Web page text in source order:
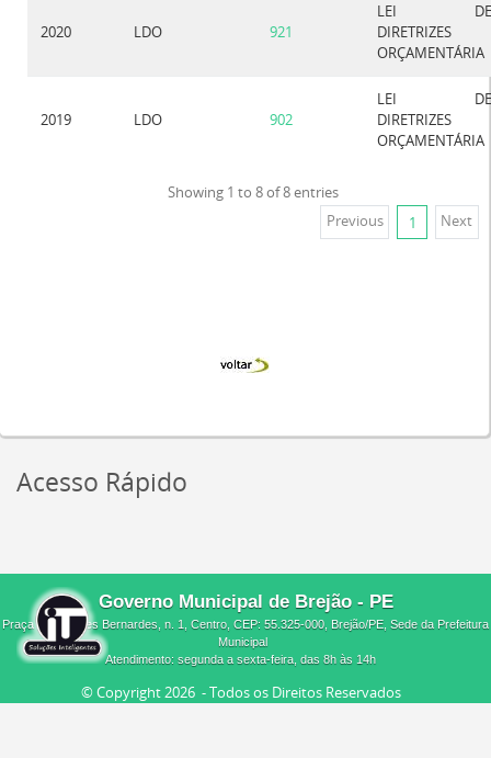
2020 LDO 921
LEI DE
DIRETRIZES
ORÇAMENTÁRIA
2019 LDO 902
LEI DE
DIRETRIZES
ORÇAMENTÁRIA
Showing 1 to 8 of 8 entries
Previous
1 Next
Acesso Rápido
Governo Municipal de Brejão - PE
Praça Melquíades Bernardes, n. 1, Centro, CEP: 55.325-000, Brejão/PE, Sede da Prefeitura
Municipal
Atendimento: segunda a sexta-feira, das 8h às 14h
© Copyright2026 - Todos os Direitos Reservados